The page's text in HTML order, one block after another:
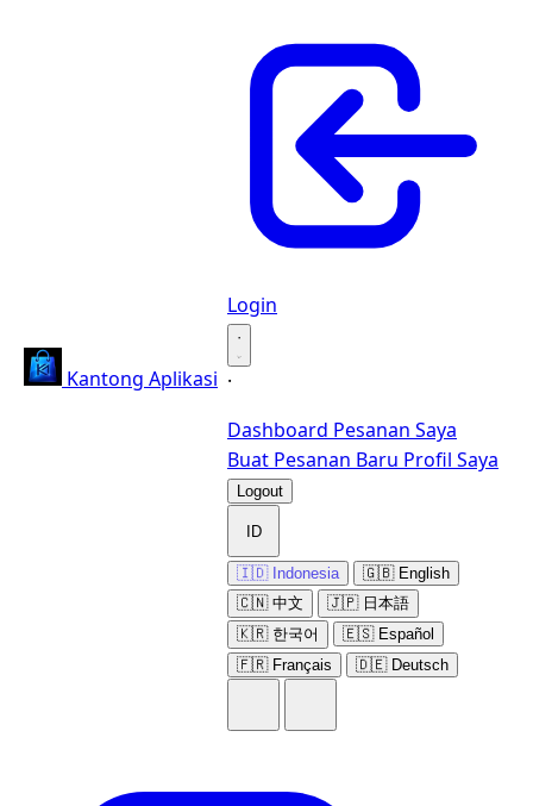
Kantong Aplikasi
Login
·
·
Dashboard Pesanan Saya
Buat Pesanan Baru Profil Saya
Logout
ID
🇮🇩 Indonesia
🇬🇧 English
🇨🇳 中文
🇯🇵 日本語
🇰🇷 한국어
🇪🇸 Español
🇫🇷 Français
🇩🇪 Deutsch